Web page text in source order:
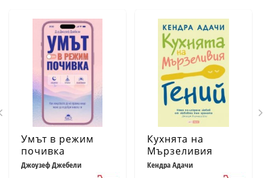
Умът в режим
почивка
Джоузеф Джебели
Кухнята на
Мързеливия
гений
Кендра Адачи